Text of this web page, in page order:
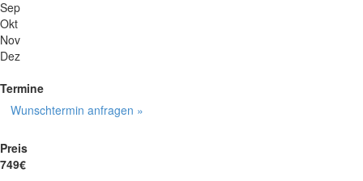
Sep
Okt
Nov
Dez
Termine
Wunschtermin anfragen »
Preis
749€